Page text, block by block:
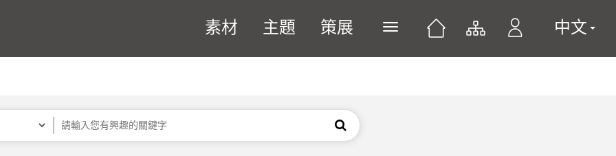
素材 主題 策展 展開或關閉主選單 中文
關鍵字 搜尋